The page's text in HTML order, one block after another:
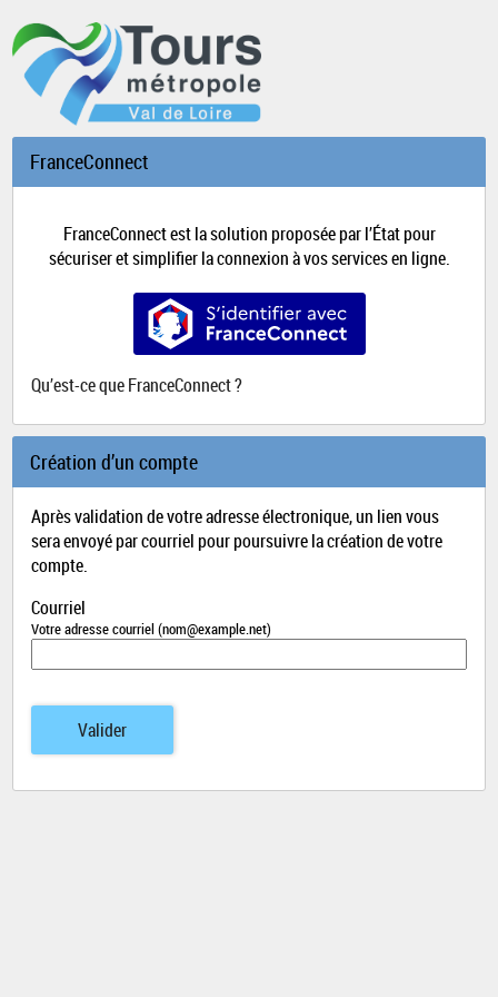
FranceConnect
FranceConnect est la solution proposée par l’État pour
sécuriser et simplifier la connexion à vos services en ligne.
S’identifier avec FranceConnect
Qu’est-ce que FranceConnect ?
Création d’un compte
Après validation de votre adresse électronique, un lien vous
sera envoyé par courriel pour poursuivre la création de votre
compte.
Courriel
Votre adresse courriel (nom@example.net)
Valider